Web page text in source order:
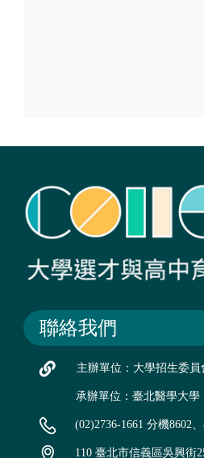
聯絡我們
主辦單位：大學招生委員
承辦單位：臺北醫學大學
(02)2736-1661 分機8602
110 臺北市信義區吳興街